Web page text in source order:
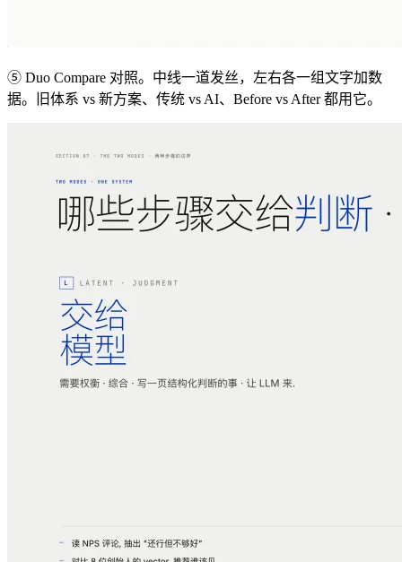
⑤ Duo Compare 对照。中线一道发丝，左右各一组文字加数
据。旧体系 vs 新方案、传统 vs AI、Before vs After 都用它。